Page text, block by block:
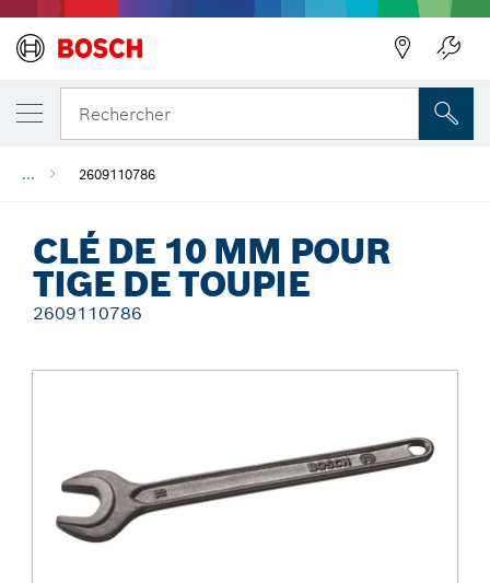
Rechercher
... 2609110786
CLÉ DE 10 MM POUR
TIGE DE TOUPIE
2609110786